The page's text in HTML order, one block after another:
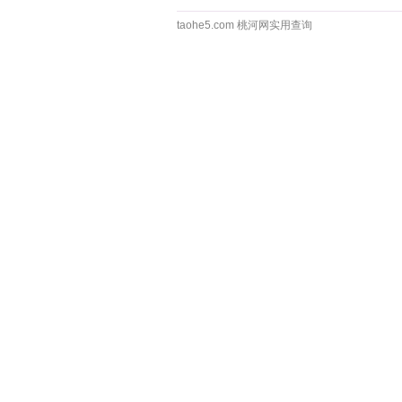
taohe5.com 桃河网实用查询